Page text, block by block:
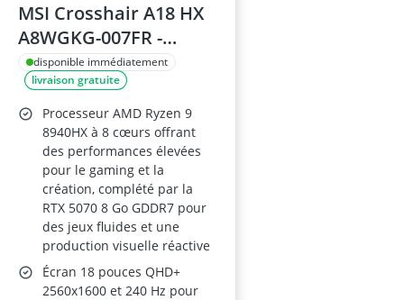
MSI Crosshair A18 HX
A8WGKG-007FR -
Ryzen 9 8940HX - 32GB
DDR5 (2x16) - 1TB
NVMe PCIe - RTX 5070
8GB GDDR7 - 18\"
QHD+ (2560x1600)
240Hz - Windows 11
Famille
disponible immédiatement
livraison gratuite
Processeur AMD Ryzen 9
8940HX à 8 cœurs offrant
des performances élevées
pour le gaming et la
création, complété par la
RTX 5070 8 Go GDDR7 pour
des jeux fluides et une
production visuelle réactive
Écran 18 pouces QHD+
2560x1600 et 240 Hz pour